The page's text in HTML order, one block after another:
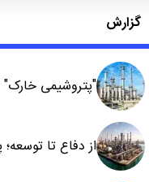
گزارش
"پتروشیمی خارک"
از دفاع تا